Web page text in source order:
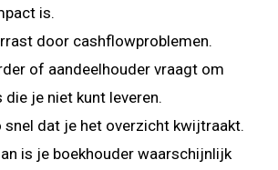
is.
door cashflowproblemen.
of aandeelhouder vraagt om
je niet kunt leveren.
dat je het overzicht kwijtraakt.
is je boekhouder waarschijnlijk